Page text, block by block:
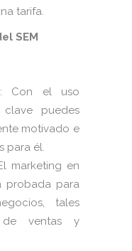
tarifa.
SEM
: Con el uso
puedes
motivado e
para él.
marketing en
probada para
tales
de ventas y